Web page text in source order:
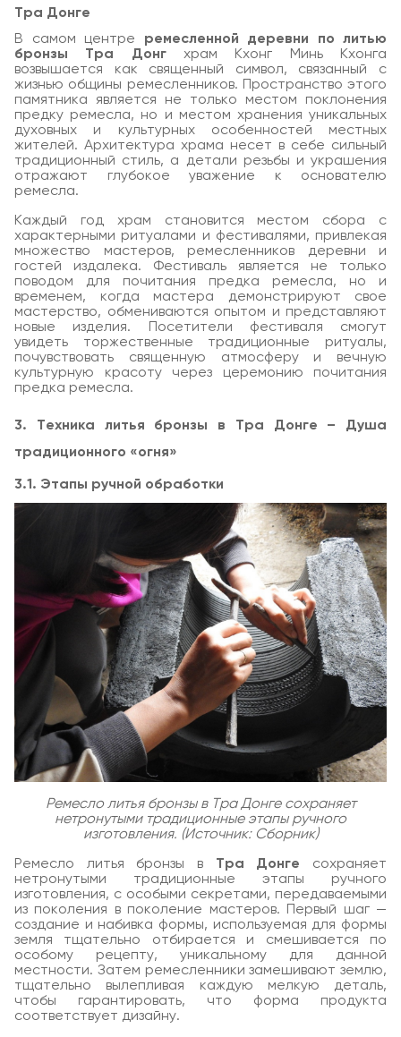
Тра Донге
В самом центре ремесленной деревни по литью
бронзы Тра Донгхрам Кхонг Минь Кхонга
возвышается как священный символ, связанный с
жизнью общины ремесленников. Пространство этого
памятника является не только местом поклонения
предку ремесла, но и местом хранения уникальных
духовных и культурных особенностей местных
жителей. Архитектура храма несет в себе сильный
традиционный стиль, а детали резьбы и украшения
отражают глубокое уважение к основателю
ремесла.
Каждый год храм становится местом сбора с
характерными ритуалами и фестивалями, привлекая
множество мастеров, ремесленников деревни и
гостей издалека. Фестиваль является не только
поводом для почитания предка ремесла, но и
временем, когда мастера демонстрируют свое
мастерство, обмениваются опытом и представляют
новые изделия. Посетители фестиваля смогут
увидеть торжественные традиционные ритуалы,
почувствовать священную атмосферу и вечную
культурную красоту через церемонию почитания
предка ремесла.
3. Техника литья бронзы в Тра Донге – Душа
традиционного «огня»
3.1. Этапы ручной обработки
Ремесло литья бронзы в Тра Донге сохраняет
нетронутыми традиционные этапы ручного
изготовления. (Источник: Сборник)
Ремесло литья бронзы в Тра Донге сохраняет
нетронутыми традиционные этапы ручного
изготовления, с особыми секретами, передаваемыми
из поколения в поколение мастеров. Первый шаг —
создание и набивка формы, используемая для формы
земля тщательно отбирается и смешивается по
особому рецепту, уникальному для данной
местности. Затем ремесленники замешивают землю,
тщательно вылепливая каждую мелкую деталь,
чтобы гарантировать, что форма продукта
соответствует дизайну.